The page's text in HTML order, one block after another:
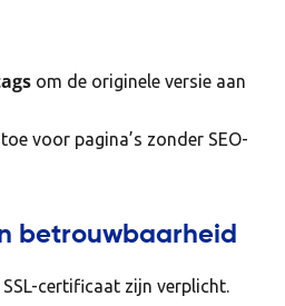
om de originele versie aan
toe voor pagina’s zonder SEO-
betrouwbaarheid
SSL-certificaat zijn verplicht.